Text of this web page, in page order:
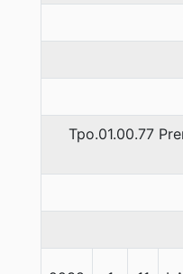
Tpo.01.00.77